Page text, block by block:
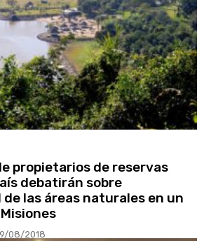
propietarios de reservas
debatirán sobre
las áreas naturales en un
08/2018